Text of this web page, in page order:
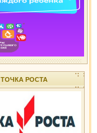
ТОЧКА РОСТА